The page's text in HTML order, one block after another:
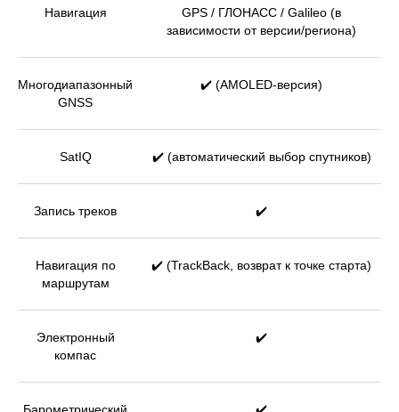
Навигация
GPS / ГЛОНАСС / Galileo (в
зависимости от версии/региона)
Многодиапазонный
GNSS
✔️ (AMOLED-версия)
SatIQ ✔️ (автоматический выбор спутников)
Запись треков ✔️
Навигация по
маршрутам
✔️ (TrackBack, возврат к точке старта)
Электронный
компас
✔️
Барометрический
✔️